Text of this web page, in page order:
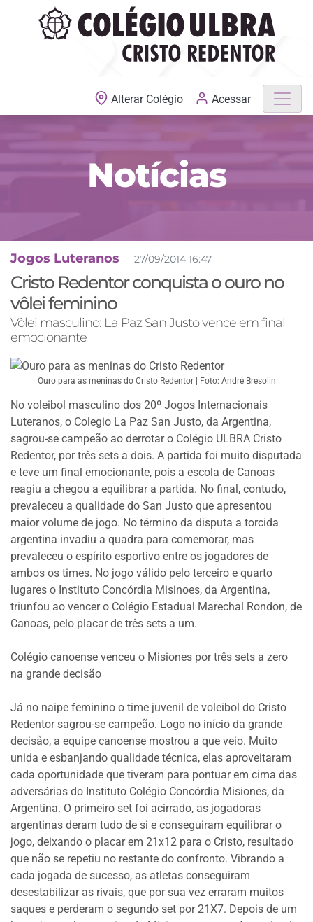
MATRÍCULAS ABERTAS
Alterar Colégio Acessar
Notícias
Jogos Luteranos 27/09/2014 16:47
Cristo Redentor conquista o ouro no
vôlei feminino
Vôlei masculino: La Paz San Justo vence em final
emocionante
Ouro para as meninas do Cristo Redentor | Foto: André Bresolin
No voleibol masculino dos 20º Jogos Internacionais
Luteranos, o Colegio La Paz San Justo, da Argentina,
sagrou-se campeão ao derrotar o Colégio ULBRA Cristo
Redentor, por três sets a dois. A partida foi muito disputada
e teve um final emocionante, pois a escola de Canoas
reagiu a chegou a equilibrar a partida. No final, contudo,
prevaleceu a qualidade do San Justo que apresentou
maior volume de jogo. No término da disputa a torcida
argentina invadiu a quadra para comemorar, mas
prevaleceu o espírito esportivo entre os jogadores de
ambos os times. No jogo válido pelo terceiro e quarto
lugares o Instituto Concórdia Misinoes, da Argentina,
triunfou ao vencer o Colégio Estadual Marechal Rondon, de
Canoas, pelo placar de três sets a um.
Colégio canoense venceu o Misiones por três sets a zero
na grande decisão
Já no naipe feminino o time juvenil de voleibol do Cristo
Redentor sagrou-se campeão. Logo no início da grande
decisão, a equipe canoense mostrou a que veio. Muito
unida e esbanjando qualidade técnica, elas aproveitaram
cada oportunidade que tiveram para pontuar em cima das
adversárias do Instituto Colégio Concórdia Misiones, da
Argentina. O primeiro set foi acirrado, as jogadoras
argentinas deram tudo de si e conseguiram equilibrar o
jogo, deixando o placar em 21x12 para o Cristo, resultado
que não se repetiu no restante do confronto. Vibrando a
cada jogada de sucesso, as atletas conseguiram
desestabilizar as rivais, que por sua vez erraram muitos
saques e perderam o segundo set por 21X7. Depois de um